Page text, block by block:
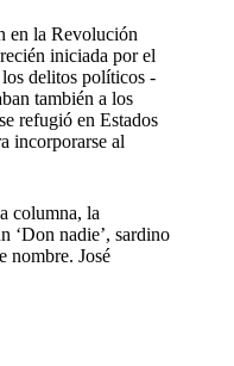
en la Revolución
iniciada por el
delitos políticos -
también a los
refugió en Estados
incorporarse al
columna, la
‘Don nadie’, sardino
nombre. José